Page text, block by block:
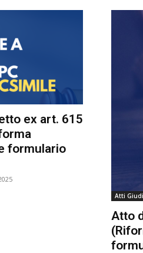
ex art. 615
formulario
Atti
Atto